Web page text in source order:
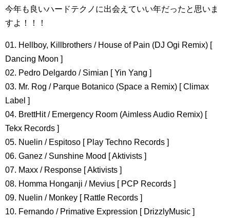
今年も良いハードテクノに出会えていい年だったと思いま
すよ！！！
01. Hellboy, Killbrothers / House of Pain (DJ Ogi Remix) [
Dancing Moon ]
02. Pedro Delgardo / Simian [ Yin Yang ]
03. Mr. Rog / Parque Botanico (Space a Remix) [ Climax
Label ]
04. BrettHit / Emergency Room (Aimless Audio Remix) [
Tekx Records ]
05. Nuelin / Espitoso [ Play Techno Records ]
06. Ganez / Sunshine Mood [ Aktivists ]
07. Maxx / Response [ Aktivists ]
08. Homma Honganji / Mevius [ PCP Records ]
09. Nuelin / Monkey [ Rattle Records ]
10. Fernando / Primative Expression [ DrizzlyMusic ]